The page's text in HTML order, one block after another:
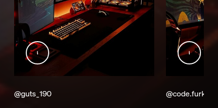
@guts_190 @code.furkan